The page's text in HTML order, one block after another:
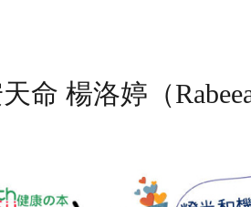
命 楊洛婷（